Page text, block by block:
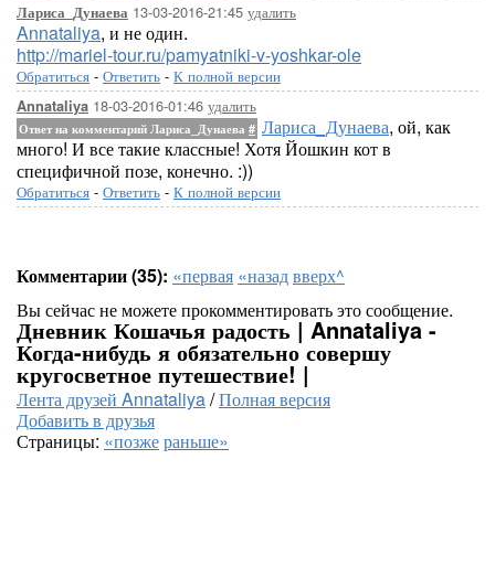
Лариса_Дунаева 13-03-2016-21:45 удалить
Annataliya, и не один.
http://mariel-tour.ru/pamyatniki-v-yoshkar-ole
Обратиться - Ответить - К полной версии
Annataliya 18-03-2016-01:46 удалить
Ответ на комментарий Лариса_Дунаева # Лариса_Дунаева, ой, как
много! И все такие классные! Хотя Йошкин кот в
специфичной позе, конечно. :))
Обратиться - Ответить - К полной версии
Комментарии (35): «первая «назадвверх^
Вы сейчас не можете прокомментировать это сообщение.
Дневник Кошачья радость | Annataliya -
Когда-нибудь я обязательно совершу
кругосветное путешествие! |
Лента друзей Annataliya/Полная версия
Добавить в друзья
Страницы: «позжераньше»